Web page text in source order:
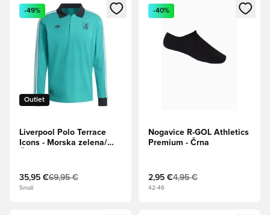
Odpre Modal za prijavo ali vpis kot član
Outlet
-49%
Liverpool Polo Terrace
Icons - Morska zelena/
35,95 €69,95 €
Small
Odpre Modal za prijavo ali
-40%
Nogavice R-GOL Athletics
Premium - Črna
2,95 €4,95 €
42-46